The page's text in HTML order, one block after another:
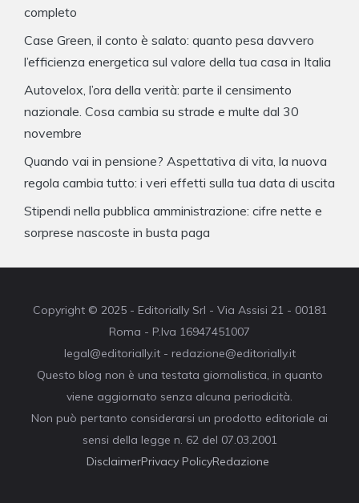
completo
Case Green, il conto è salato: quanto pesa davvero
l’efficienza energetica sul valore della tua casa in Italia
Autovelox, l’ora della verità: parte il censimento
nazionale. Cosa cambia su strade e multe dal 30
novembre
Quando vai in pensione? Aspettativa di vita, la nuova
regola cambia tutto: i veri effetti sulla tua data di uscita
Stipendi nella pubblica amministrazione: cifre nette e
sorprese nascoste in busta paga
Copyright © 2025 - Editorially Srl - Via Assisi 21 - 00181
Roma - P.Iva 16947451007
legal@editorially.it - redazione@editorially.it
Questo blog non è una testata giornalistica, in quanto
viene aggiornato senza alcuna periodicità.
Non può pertanto considerarsi un prodotto editoriale ai
sensi della legge n. 62 del 07.03.2001
DisclaimerPrivacy PolicyRedazione